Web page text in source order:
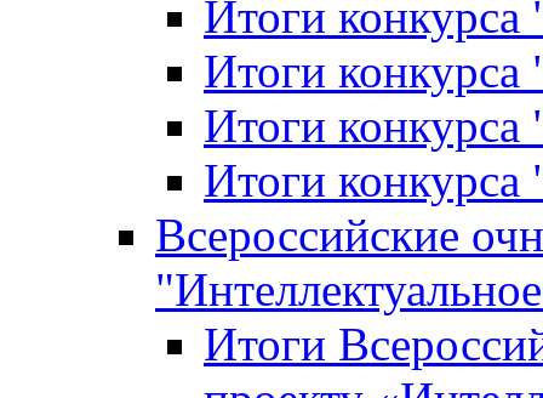
Итоги
Итоги конкурса
Итоги
Итоги
Всероссийские
Итоги